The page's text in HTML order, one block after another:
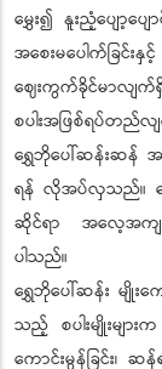
မွှေး၍ နူးညံ့ပျော့ပျ
အစေးမပေါက်ခြင်
ဈေးကွက်ခိုင်မာလျက်
စပါးအဖြစ်ရပ်တည်လ
ရွှေဘိုပေါ်ဆန်းဆန်
ရန် လိုအပ်လှသည်။ ဓာ
ဆိုင်ရာ အလေ့အကျ
ပါသည်။
ရွှေဘိုပေါ်ဆန်း မျိုး
သည့် စပါးမျိုးမျာ
ကောင်းမွန်ခြင်း၊